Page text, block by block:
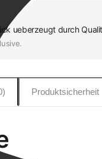
ueberzeugt durch
Produktsicherheit